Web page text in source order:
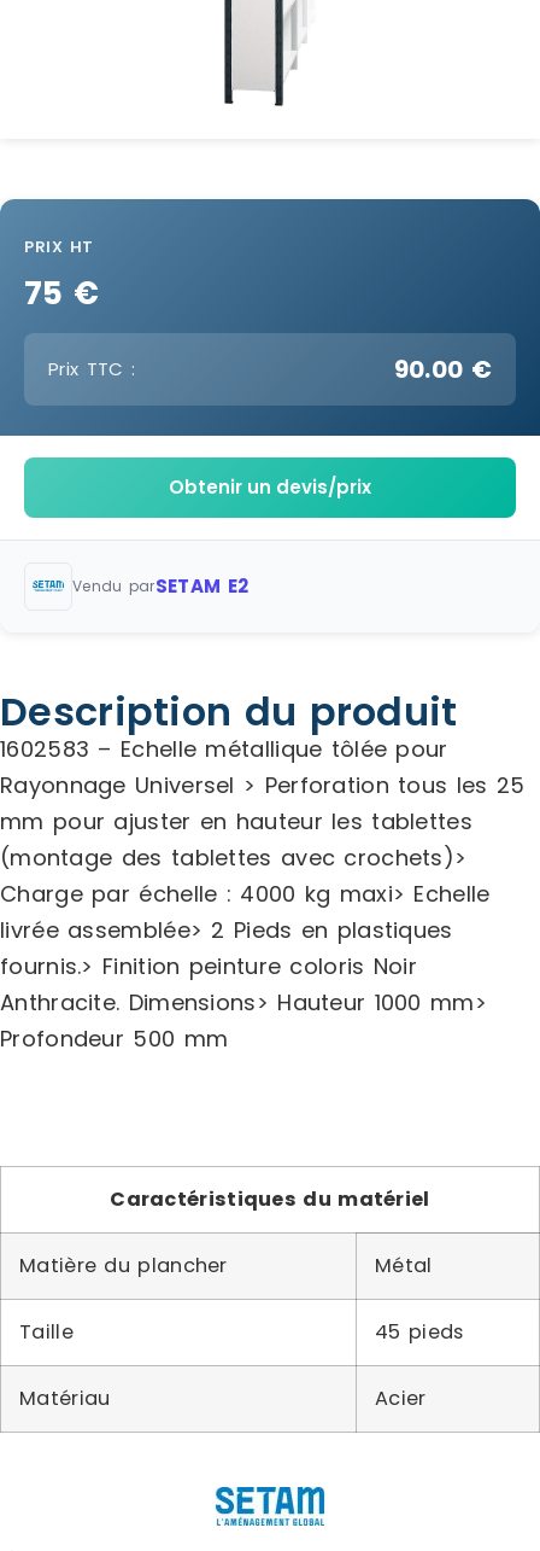
PRIX HT
75 €
Prix TTC : 90.00 €
Obtenir un devis/prix
Vendu parSETAM E2
Description du produit
1602583 – Echelle métallique tôlée pour
Rayonnage Universel > Perforation tous les 25
mm pour ajuster en hauteur les tablettes
(montage des tablettes avec crochets)>
Charge par échelle : 4000 kg maxi> Echelle
livrée assemblée> 2 Pieds en plastiques
fournis.> Finition peinture coloris Noir
Anthracite. Dimensions> Hauteur 1000 mm>
Profondeur 500 mm
Caractéristiques du matériel
Matière du plancher Métal
Taille 45 pieds
Matériau Acier